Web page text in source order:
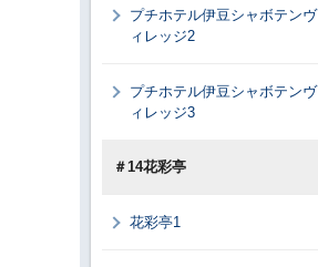
プチホテル伊豆シャボテンヴ
ィレッジ2
プチホテル伊豆シャボテンヴ
ィレッジ3
＃14花彩亭
花彩亭1